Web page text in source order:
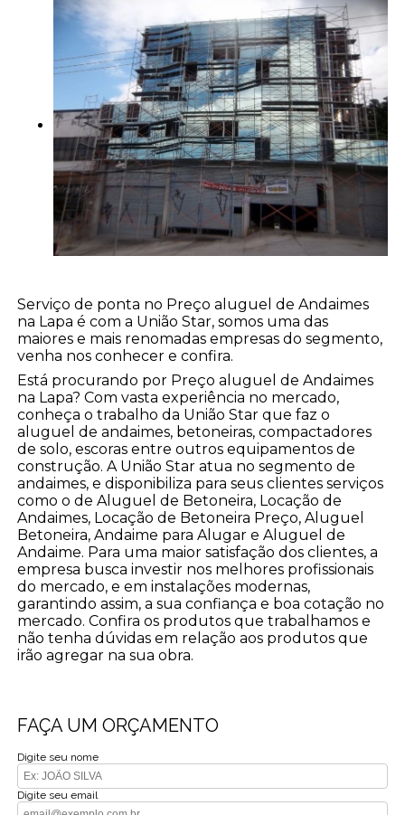
Serviço de ponta no Preço aluguel de Andaimes
na Lapa é com a União Star, somos uma das
maiores e mais renomadas empresas do segmento,
venha nos conhecer e confira.
Está procurando por Preço aluguel de Andaimes
na Lapa? Com vasta experiência no mercado,
conheça o trabalho da União Star que faz o
aluguel de andaimes, betoneiras, compactadores
de solo, escoras entre outros equipamentos de
construção. A União Star atua no segmento de
andaimes, e disponibiliza para seus clientes serviços
como o de Aluguel de Betoneira, Locação de
Andaimes, Locação de Betoneira Preço, Aluguel
Betoneira, Andaime para Alugar e Aluguel de
Andaime. Para uma maior satisfação dos clientes, a
empresa busca investir nos melhores profissionais
do mercado, e em instalações modernas,
garantindo assim, a sua confiança e boa cotação no
mercado. Confira os produtos que trabalhamos e
não tenha dúvidas em relação aos produtos que
irão agregar na sua obra.
FAÇA UM ORÇAMENTO
Digite seu nome
Digite seu email